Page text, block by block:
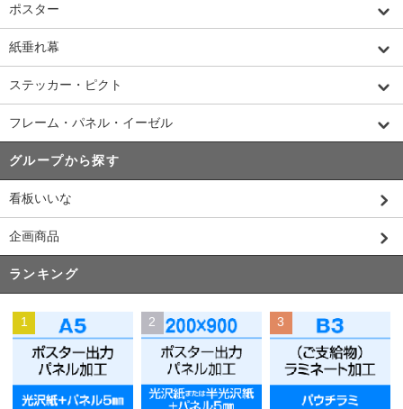
ポスター
紙垂れ幕
ステッカー・ピクト
フレーム・パネル・イーゼル
グループから探す
看板いいな
企画商品
ランキング
1 2 3